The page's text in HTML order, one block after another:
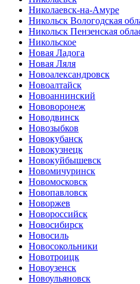
Николаевск-на-Амуре
Никольск Вологодская
Никольск Пензенская
Никольское
Новая Ладога
Новая Ляля
Новоалександровск
Новоалтайск
Новоаннинский
Нововоронеж
Новодвинск
Новозыбков
Новокубанск
Новокузнецк
Новокуйбышевск
Новомичуринск
Новомосковск
Новопавловск
Новоржев
Новороссийск
Новосибирск
Новосиль
Новосокольники
Новотроицк
Новоузенск
Новоульяновск